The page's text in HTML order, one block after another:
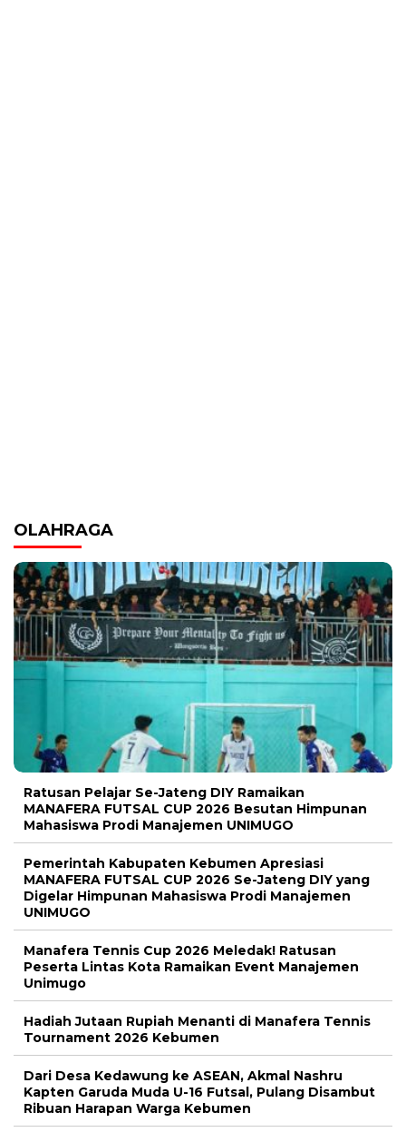
OLAHRAGA
Ratusan Pelajar Se-Jateng DIY Ramaikan
MANAFERA FUTSAL CUP 2026 Besutan Himpunan
Mahasiswa Prodi Manajemen UNIMUGO
Pemerintah Kabupaten Kebumen Apresiasi
MANAFERA FUTSAL CUP 2026 Se-Jateng DIY yang
Digelar Himpunan Mahasiswa Prodi Manajemen
UNIMUGO
Manafera Tennis Cup 2026 Meledak! Ratusan
Peserta Lintas Kota Ramaikan Event Manajemen
Unimugo
Hadiah Jutaan Rupiah Menanti di Manafera Tennis
Tournament 2026 Kebumen
Dari Desa Kedawung ke ASEAN, Akmal Nashru
Kapten Garuda Muda U-16 Futsal, Pulang Disambut
Ribuan Harapan Warga Kebumen